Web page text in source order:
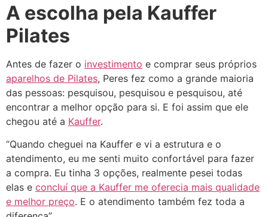
A escolha pela Kauffer
Pilates
Antes de fazer o investimento e comprar seus próprios
aparelhos de Pilates, Peres fez como a grande maioria
das pessoas: pesquisou, pesquisou e pesquisou, até
encontrar a melhor opção para si. E foi assim que ele
chegou até a Kauffer.
“Quando cheguei na Kauffer e vi a estrutura e o
atendimento, eu me senti muito confortável para fazer
a compra. Eu tinha 3 opções, realmente pesei todas
elas e concluí que a Kauffer me oferecia mais qualidade
e melhor preço. E o atendimento também fez toda a